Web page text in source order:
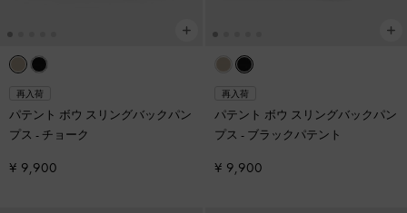
再入荷
パテント ボウ スリングバックパン
プス - チョーク
¥ 9,900
再入荷
パテント ボウ スリングバックパン
プス - ブラックパテント
¥ 9,900